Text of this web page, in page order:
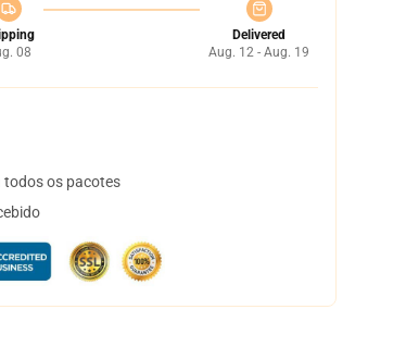
08
Delivered
Aug. 12 - Aug. 19
todos os pacotes